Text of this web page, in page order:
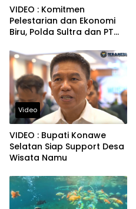
VIDEO : Komitmen
Pelestarian dan Ekonomi
Biru, Polda Sultra dan PT
Transplantasi Karang
Video
VIDEO : Bupati Konawe
Selatan Siap Support Desa
Wisata Namu